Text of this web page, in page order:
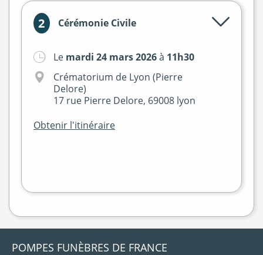
2 Cérémonie Civile
Le mardi 24 mars 2026à 11h30
Crématorium de Lyon (Pierre
Delore)
17 rue Pierre Delore, 69008 lyon
Obtenir l'itinéraire
POMPES FUNÈBRES DE FRANCE